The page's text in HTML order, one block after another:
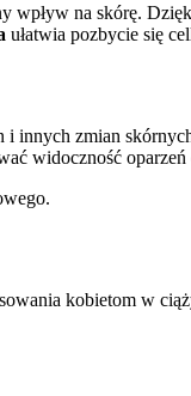
wpływ na skórę.
ułatwia pozbycie się
innych zmian
widoczność
kobietom w